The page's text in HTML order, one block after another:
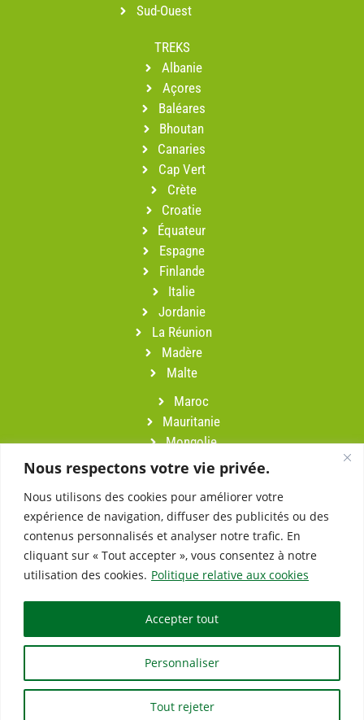
Nous respectons votre vie privée.
Nous utilisons des cookies pour améliorer votre
expérience de navigation, diffuser des publicités ou des
contenus personnalisés et analyser notre trafic. En
cliquant sur « Tout accepter », vous consentez à notre
utilisation des cookies. Politique relative aux cookies
Personnaliser
Tout rejeter
Accepter tout
Sud-Ouest
TREKS
Albanie
Açores
Baléares
Bhoutan
Canaries
Cap Vert
Crète
Croatie
Équateur
Espagne
Finlande
Italie
Jordanie
La Réunion
Madère
Malte
Maroc
Mauritanie
Mongolie
Namibie
Oman
Pérou
Portugal
Sardaigne
Slovénie
Suisse
Turquie
Vietnam